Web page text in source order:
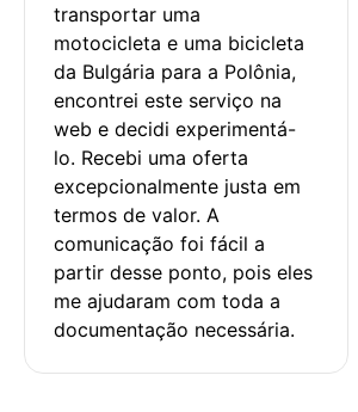
transportar uma
motocicleta e uma bicicleta
da Bulgária para a Polônia,
encontrei este serviço na
web e decidi experimentá-
lo. Recebi uma oferta
excepcionalmente justa em
termos de valor. A
comunicação foi fácil a
partir desse ponto, pois eles
me ajudaram com toda a
documentação necessária.